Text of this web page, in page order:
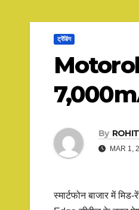
ट्रेंडिंग
By ROHIT
MAR 1,
स्मार्टफोन बाजार में